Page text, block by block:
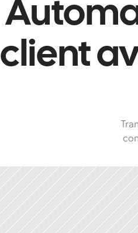
client